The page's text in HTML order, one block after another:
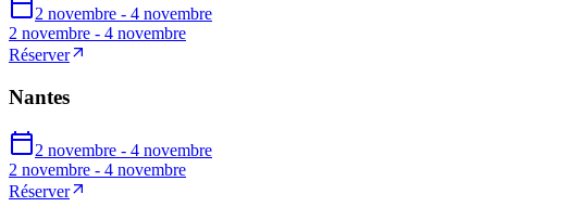
2 novembre - 4 novembre
2 novembre - 4 novembre
Réserver
Nantes
2 novembre - 4 novembre
2 novembre - 4 novembre
Réserver